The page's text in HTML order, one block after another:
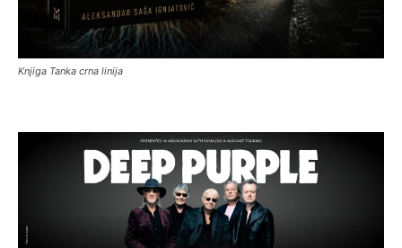
Knjiga Tanka crna linija